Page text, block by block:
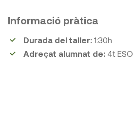
Informació pràtica
Durada del taller: 1:30h
Adreçat alumnat de: 4t ESO